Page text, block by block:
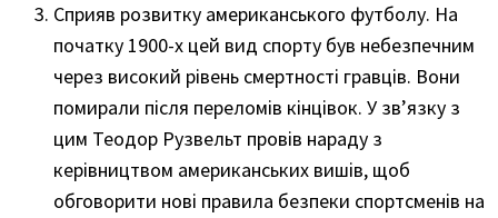
Сприяв розвитку американського футболу. На
початку 1900-х цей вид спорту був небезпечним
через високий рівень смертності гравців. Вони
помирали після переломів кінцівок. У зв’язку з
цим Теодор Рузвельт провів нараду з
керівництвом американських вишів, щоб
обговорити нові правила безпеки спортсменів на